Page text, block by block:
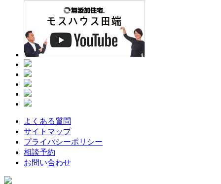
よくある質問
サイトマップ
プライバシーポリシー
相談予約
お問い合わせ